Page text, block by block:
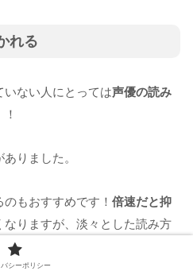
れる
いない人にとっては声優の読み
りました。
もおすすめです！ 倍速だと抑
なりますが、淡々とした読み方
してみて下さい。
バシーポリシー